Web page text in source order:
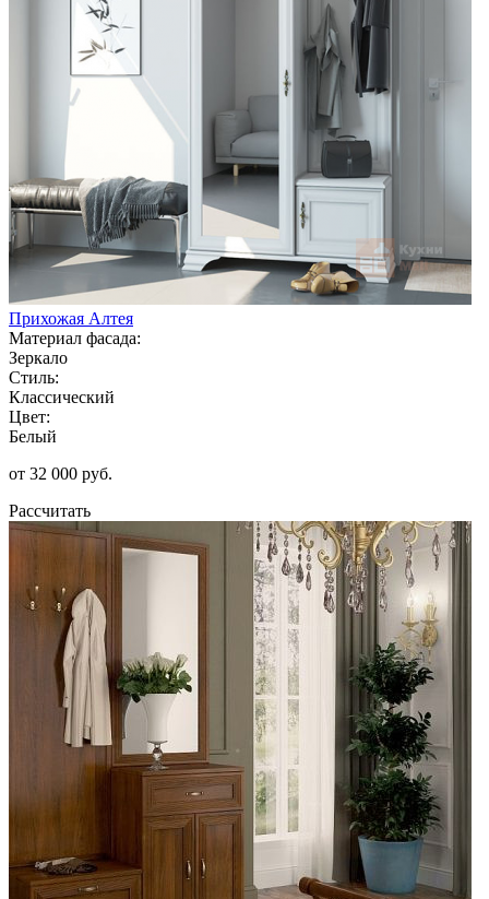
Прихожая Алтея
Материал фасада:
Зеркало
Стиль:
Классический
Цвет:
Белый
от 32 000 руб.
Рассчитать